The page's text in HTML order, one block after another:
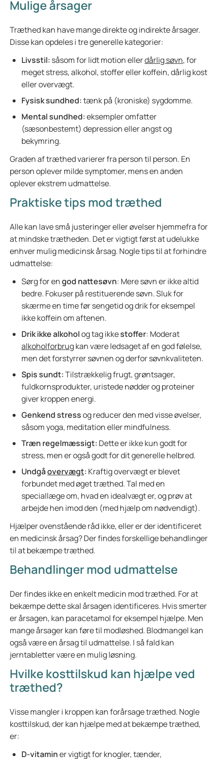
Mulige årsager
Træthed kan have mange direkte og indirekte årsager.
Disse kan opdeles i tre generelle kategorier:
Livsstil: såsom for lidt motion ellerdårlig søvn, for
meget stress, alkohol, stoffer eller koffein, dårlig kost
eller overvægt.
Fysisk sundhed:tænk på (kroniske) sygdomme.
Mental sundhed:eksempler omfatter
(sæsonbestemt) depression eller angst og
bekymring.
Graden af træthed varierer fra person til person. En
person oplever milde symptomer, mens en anden
oplever ekstrem udmattelse.
Praktiske tips mod træthed
Alle kan lave små justeringer eller øvelser hjemmefra for
at mindske trætheden. Det er vigtigt først at udelukke
enhver mulig medicinsk årsag. Nogle tips til at forhindre
udmattelse:
Sørg for engod nattesøvn: Mere søvn er ikke altid
bedre. Fokuser på restituerende søvn. Sluk for
skærme en time før sengetid og drik for eksempel
ikke koffein om aftenen.
Drik ikke alkoholog tag ikkestoffer: Moderat
alkoholforbrugkan være ledsaget af en god følelse,
men det forstyrrer søvnen og derfor søvnkvaliteten.
Spis sundt:Tilstrækkelig frugt, grøntsager,
fuldkornsprodukter, uristede nødder og proteiner
giver kroppen energi.
Genkend stressog reducer den med visse øvelser,
såsom yoga, meditation eller mindfulness.
Træn regelmæssigt: Dette er ikke kun godt for
stress, men er også godt for dit generelle helbred.
Undgåovervægt: Kraftig overvægt er blevet
forbundet med øget træthed. Tal med en
speciallæge om, hvad en idealvægt er, og prøv at
arbejde hen imod den (med hjælp om nødvendigt).
Hjælper ovenstående råd ikke, eller er der identificeret
en medicinsk årsag? Der findes forskellige behandlinger
til at bekæmpe træthed.
Behandlinger mod udmattelse
Der findes ikke en enkelt medicin mod træthed. For at
bekæmpe dette skal årsagen identificeres. Hvis smerter
er årsagen, kan paracetamol for eksempel hjælpe. Men
mange årsager kan føre til modløshed. Blodmangel kan
også være en årsag til udmattelse. I så fald kan
jerntabletter være en mulig løsning.
Hvilke kosttilskud kan hjælpe ved
træthed?
Visse mangler i kroppen kan forårsage træthed. Nogle
kosttilskud, der kan hjælpe med at bekæmpe træthed,
er:
D-vitaminer vigtigt for knogler, tænder,